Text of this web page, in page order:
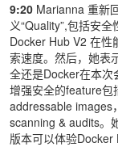
9:20 Marianna 重新
义“Quality”,包括安
Docker Hub V2 在性
索速度。然后，她表
全还是Docker在本次
增强安全的feature
addressable images
scanning & audits。
版本可以体验Docker